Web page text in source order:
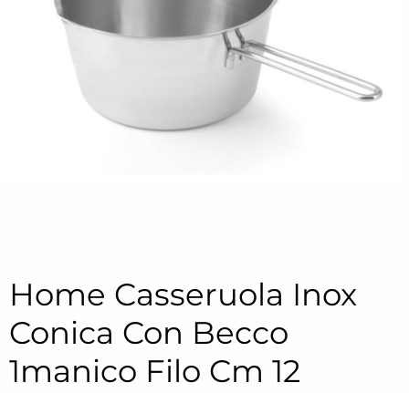
Home Casseruola Inox
Conica Con Becco
1manico Filo Cm 12